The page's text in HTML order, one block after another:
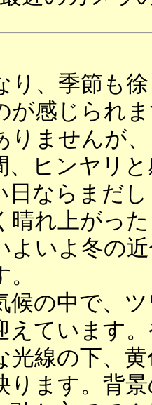
り、季節も
が感じられ
りませんが
、ヒンヤリ
日ならまだ
晴れ上がっ
よいよ冬の
の中で、
えています
光線の下、
ります。背